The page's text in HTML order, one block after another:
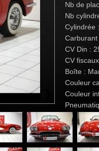
Nb de
Nb
Cylindrée
Carburant
CV Din :
CV
Boîte :
Couleur
Couleur